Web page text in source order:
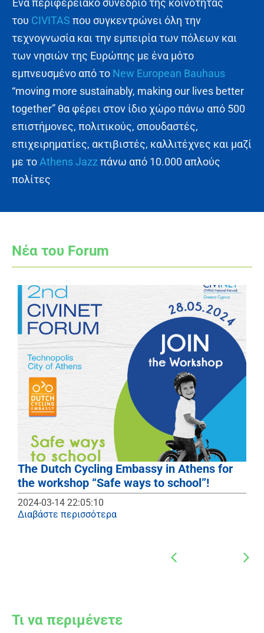
Ένα περιφερειακό συνέδριο της κοινότητας
του CIVITAS που συγκεντρώνει όλη την
τεχνογνωσία και την εμπειρία των πόλεων και
των νησιών της Ευρώπης με ένα μότο
εμπνευσμένο από το New European Bauhaus
“moving more sustainably, making our lives better
together” θα φέρει στον ίδιο χώρο πάνω από 500
επιστήμονες, πολιτικούς, σπουδαστές,
επιχειρηματίες, ακτιβιστές, καλλιτέχνες και μαζί
με το Athens Jazz πάνω από 10.000 απλούς
πολίτες
Νέα του Forum
The Dutch Cycling Embassy in Athens for
the workshop “Safe ways to school”!
2024-03-14 22:05:10
Διαβάστε περισσότερα
Τι να περιμένετε